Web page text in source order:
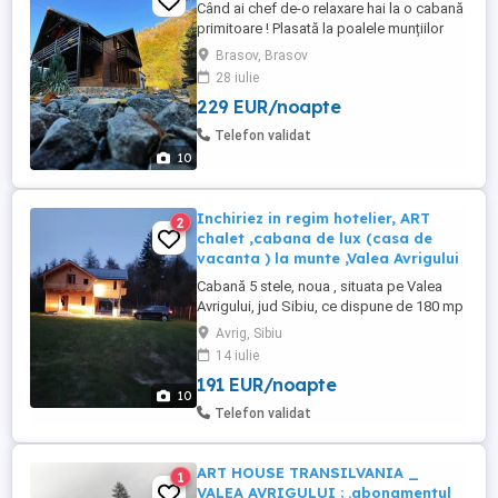
10
Când ai chef de-o relaxare hai la o cabană
primitoare ! Plasată la poalele munțiilor
Făgăraș in satul de Vacanță Dejani,
Cabana Lăcrămioara este amenajată în stil
traditional, având tot confortul de care tu
și ai tăi aveți nevoie pentru un sejur de vis.
La dispoziția voastră se află: -5 camere
Brasov, Brasov
28 iulie
229 EUR/noapte
Telefon validat
10
2
Inchiriez in regim hotelier, ART
chalet ,cabana de lux (casa de
vacanta ) la munte ,Valea Avrigului
Cabană 5 stele, noua , situata pe Valea
Avrigului, jud Sibiu, ce dispune de 180 mp
, distribuiti in 4 dormitoare duble , 3 bai ,
living , bucătărie terasa exterioara, foișor
cu grătar , loc pt ceaun și foc de tabără
Cabană este complet echipata și dotată
cu absolut tot ce este necesar pentru a
Avrig, Sibiu
14 iulie
191 EUR/noapte
Telefon validat
1
ART HOUSE TRANSILVANIA _
VALEA AVRIGULUI ; .abonamentul